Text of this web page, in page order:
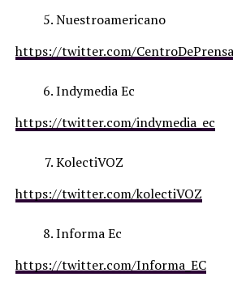
Nuestroamericano
https://twitter.com/CentroDePrensa
Indymedia Ec
https://twitter.com/indymedia_ec
KolectiVOZ
https://twitter.com/kolectiVOZ
Informa Ec
https://twitter.com/Informa_EC